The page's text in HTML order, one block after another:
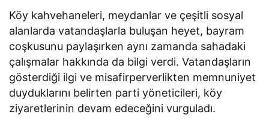
Köy kahvehaneleri, meydanlar ve çeşitli sosyal
alanlarda vatandaşlarla buluşan heyet, bayram
coşkusunu paylaşırken aynı zamanda sahadaki
çalışmalar hakkında da bilgi verdi. Vatandaşların
gösterdiği ilgi ve misafirperverlikten memnuniyet
duyduklarını belirten parti yöneticileri, köy
ziyaretlerinin devam edeceğini vurguladı.